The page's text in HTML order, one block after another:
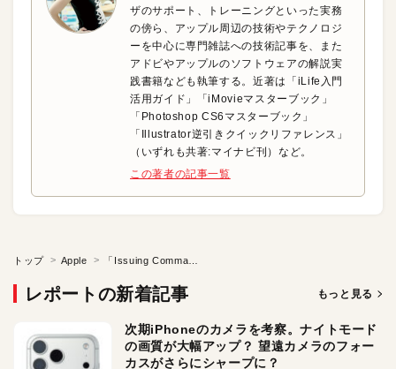
ザのサポート、トレーニングといった実務
の傍ら、アップル周辺の技術やテクノロジ
ーを中心に専門雑誌への技術記事を、また
アドビやアップルのソフトウェアの解説実
践書籍なども執筆する。近著は「iLife入門
活用ガイド」「iMovieマスターブック」
「Photoshop CS6マスターブック」
「Illustrator逆引きクイックリファレンス」
（いずれも共著:マイナビ刊）など。
この著者の記事一覧
トップ Apple
レポートの新着記事 もっと見る
次期iPhoneのカメラを考察。ナイトモード
の画質が大幅アップ？ 望遠カメラのフォー
カスがさらにシャープに？